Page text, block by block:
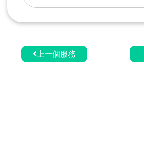
上一個服務